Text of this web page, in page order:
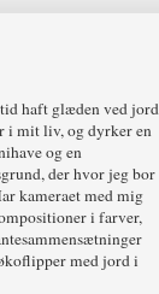
haft glæden ved jord
i mit liv, og dyrker en
og en
der hvor jeg bor
kameraet med mig
i farver,
med jord i